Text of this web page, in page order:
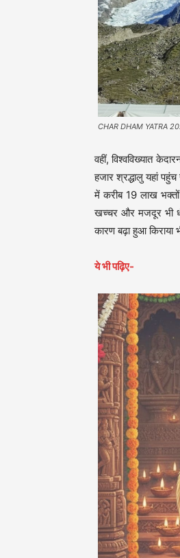
CHAR DHAM YATRA
वहीं, विश्वविख्यात
हजार श्रद्धालु यहां
में करीब 19 लाख
खच्चर और मजदूर भी
कारण बढ़ा हुआ किराया
ये भी पढ़िए-